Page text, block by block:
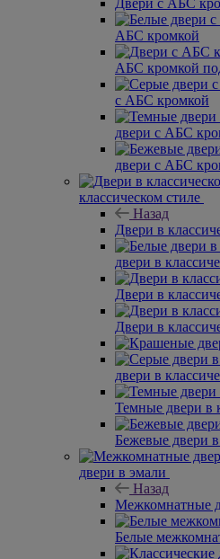
Двери с АБС
АБС кромкой
АБС кромкой
с АБС кромкой
двери с АБС
двери с АБС
классическом стиле
Назад
Двери в
двери в
Двери в
Двери в
двери в
Темные двери в
Бежевые двери в
двери в эмали
Назад
Межкомнатные
Белые